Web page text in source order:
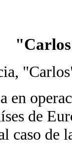
en
de
caso de